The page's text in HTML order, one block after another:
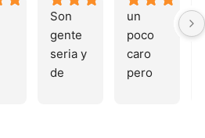
Son
gente
seria y
de
un
poco
caro
pero